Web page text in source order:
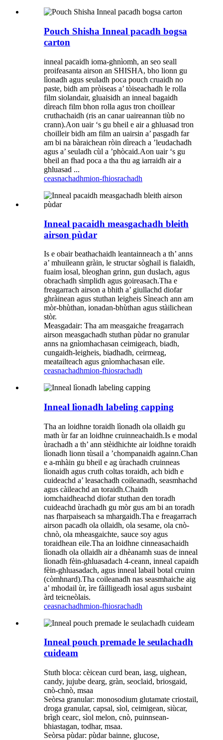
Pouch Shisha Inneal pacadh bogsa
carton
inneal pacaidh ioma-ghnìomh, an seo seall
proifeasanta airson an SHISHA, bho lionn gu
lìonadh agus seuladh poca pouch cruaidh no
paste, bidh am pròiseas a’ tòiseachadh le rolla
film siolandair, gluaisidh an inneal bagaidh
dìreach film bhon rolla agus tron ​​​​choillear
cruthachaidh (ris an canar uaireannan tiùb no
crann).Aon uair ‘s gu bheil e air a ghluasad tron ​​​​
choilleir bidh am film an uairsin a’ pasgadh far
am bi na bàraichean ròin dìreach a ’leudachadh
agus a’ seuladh cùl a ’phòcaid.Aon uair ‘s gu
bheil an fhad poca a tha thu ag iarraidh air a
ghluasad ...
ceasnachadhmion-fhiosrachadh
Inneal pacaidh measgachadh bleith
airson pùdar
Is e obair beathachaidh leantainneach a th’ anns
a’ mhuileann gràin, le structar sòghail is fialaidh,
fuaim ìosal, bleoghan grinn, gun duslach, agus
obrachadh sìmplidh agus goireasach.Tha e
freagarrach airson a bhith a’ giullachd diofar
ghràinean agus stuthan leigheis Sìneach ann am
mòr-bhùthan, ionadan-bhùthan agus stàilichean
stòr.
Measgadair: Tha am measgaiche freagarrach
airson measgachadh stuthan pùdar no granular
anns na gnìomhachasan ceimigeach, biadh,
cungaidh-leigheis, biadhadh, ceirmeag,
meatailteach agus gnìomhachasan eile.
ceasnachadhmion-fhiosrachadh
Inneal lìonadh labeling capping
Tha an loidhne toraidh lìonadh ola ollaidh gu
math ùr far an loidhne cruinneachaidh.Is e modal
ùrachadh a th’ ann stèidhichte air loidhne toraidh
lìonadh lionn tùsail a ’chompanaidh againn.Chan
e a-mhàin gu bheil e ag ùrachadh cruinneas
lìonaidh agus cruth coltas toraidh, ach bidh e
cuideachd a’ leasachadh coileanadh, seasmhachd
agus càileachd an toraidh.Chaidh
iomchaidheachd diofar stuthan den toradh
cuideachd ùrachadh gu mòr gus am bi an toradh
nas fharpaiseach sa mhargaidh.Tha e freagarrach
airson pacadh ola ollaidh, ola sesame, ola cnò-
chnò, ola mheasgaichte, sauce soy agus
toraidhean eile.Tha an loidhne cinneasachaidh
lìonadh ola ollaidh air a dhèanamh suas de inneal
lìonadh fèin-ghluasadach 4-ceann, inneal capaidh
fèin-ghluasadach, agus inneal labail botal cruinn
(còmhnard).Tha coileanadh nas seasmhaiche aig
a’ mhodail ùr, ìre fàilligeadh ìosal agus susbaint
àrd teicneòlais.
ceasnachadhmion-fhiosrachadh
Inneal pouch premade le seulachadh
cuideam
Stuth bloca: cèicean curd bean, iasg, uighean,
candy, jujube dearg, gràn, seoclaid, briosgaid,
cnò-chnò, msaa
Seòrsa granular: monosodium glutamate criostail,
droga granular, capsal, sìol, ceimigean, siùcar,
brìgh cearc, sìol melon, cnò, puinnsean-
bhiastagan, todhar, msaa.
Seòrsa pùdar: pùdar bainne, glucose,